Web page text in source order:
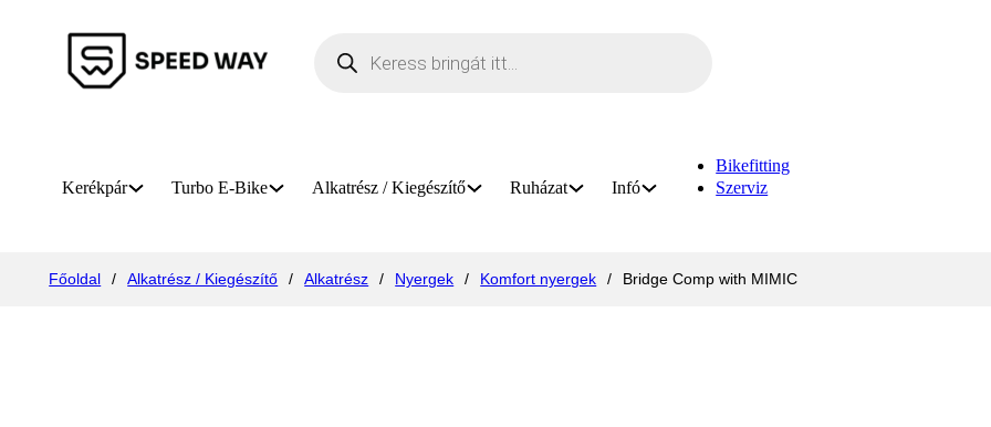
Kerékpár Turbo E-Bike Alkatrész / Kiegészítő Ruházat Infó
Bikefitting
Szerviz
Főoldal / Alkatrész / Kiegészítő / Alkatrész / Nyergek / Komfort nyergek / Bridge Comp with MIMIC